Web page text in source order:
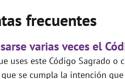
frecuentes
varias veces el
uses este Código Sagrado
se cumpla la intención